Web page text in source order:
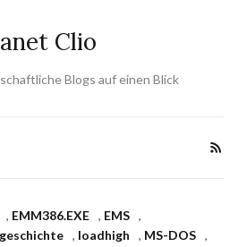
Clio
Blogs auf einen Blick
, EMM386.EXE , EMS ,
, loadhigh , MS-DOS ,